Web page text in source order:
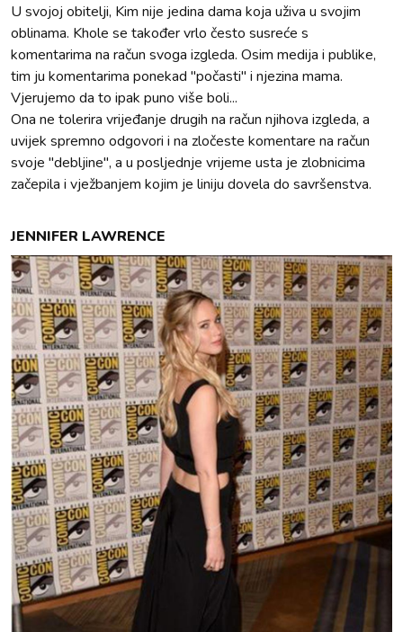
U svojoj obitelji, Kim nije jedina dama koja uživa u svojim
oblinama. Khole se također vrlo često susreće s
komentarima na račun svoga izgleda. Osim medija i publike,
tim ju komentarima ponekad "počasti" i njezina mama.
Vjerujemo da to ipak puno više boli...
Ona ne tolerira vrijeđanje drugih na račun njihova izgleda, a
uvijek spremno odgovori i na zločeste komentare na račun
svoje "debljine", a u posljednje vrijeme usta je zlobnicima
začepila i vježbanjem kojim je liniju dovela do savršenstva.
JENNIFER LAWRENCE